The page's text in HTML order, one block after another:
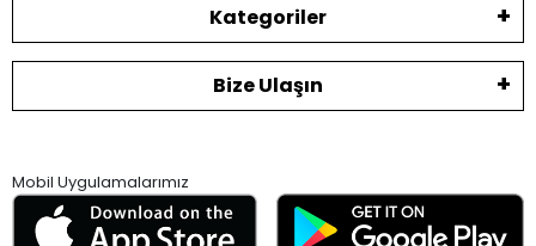
Kategoriler
Bize Ulaşın
Mobil Uygulamalarımız